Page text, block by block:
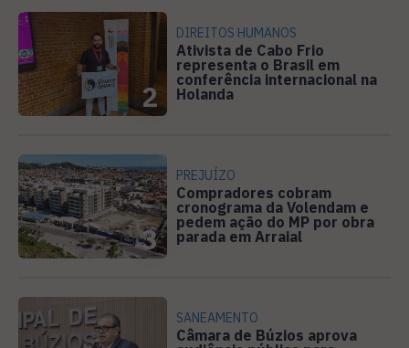
2
DIREITOS HUMANOS
Ativista de Cabo Frio
representa o Brasil em
conferência internacional na
Holanda
3
PREJUÍZO
Compradores cobram
cronograma da Volendam e
pedem ação do MP por obra
parada em Arraial
SANEAMENTO
Câmara de Búzios aprova